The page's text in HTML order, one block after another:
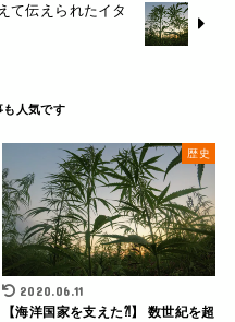
て伝えられたイタ
歴史
2020.06.11
【海洋国家を支えた⁈】 数世紀を超